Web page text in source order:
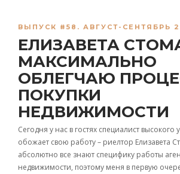
ВЫПУСК #58. АВГУСТ-СЕНТЯБРЬ
ЕЛИЗАВЕТА
МАКСИМАЛЬНО
ОБЛЕГЧАЮ
ПОКУПКИ
НЕДВИЖИМОСТИ
Сегодня у нас в гостях специалист
обожает свою работу – риелтор Елизавета
абсолютно все знают специфику работы
недвижимости, поэтому меня в первую